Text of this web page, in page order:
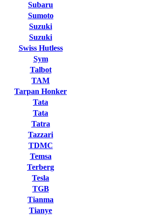
Subaru
Sumoto
Suzuki
Suzuki
Swiss Hutless
Sym
Talbot
TAM
Tarpan Honker
Tata
Tata
Tatra
Tazzari
TDMC
Temsa
Terberg
Tesla
TGB
Tianma
Tianye